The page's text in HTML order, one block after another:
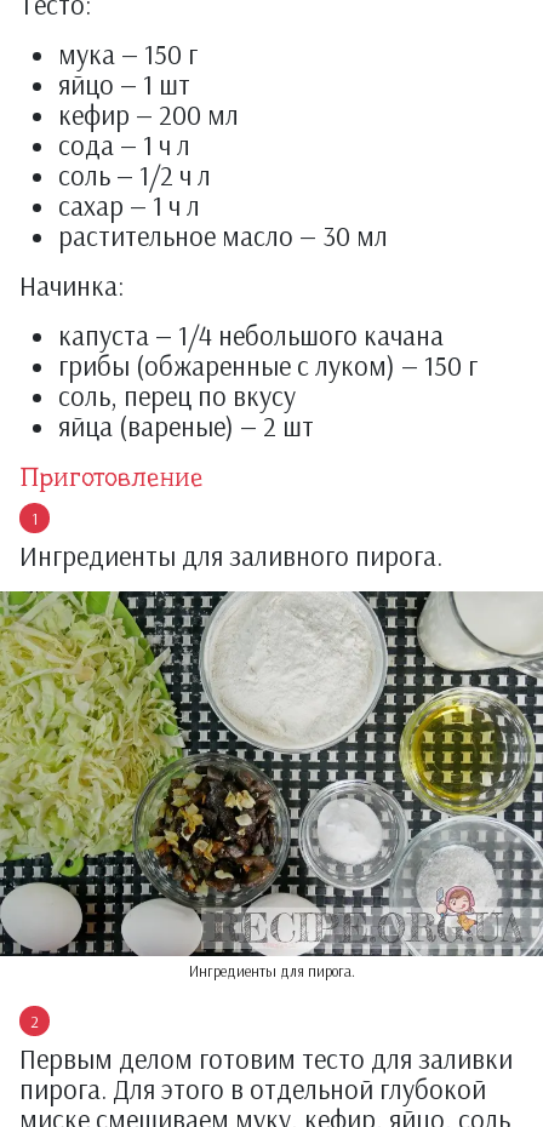
мука — 150 г
яйцо — 1 шт
кефир — 200 мл
сода — 1 ч л
соль — 1/2 ч л
сахар — 1 ч л
растительное масло — 30 мл
Начинка:
капуста — 1/4 небольшого качана
грибы (обжаренные с луком) — 150 г
соль, перец по вкусу
яйца (вареные) — 2 шт
Приготовление
Ингредиенты для заливного пирога.
Ингредиенты для пирога.
Первым делом готовим тесто для заливки
пирога. Для этого в отдельной глубокой
миске смешиваем муку, кефир, яйцо, соль